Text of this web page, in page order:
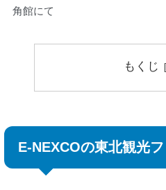
角館にて
もくじ
E-NEXCOの東北観光